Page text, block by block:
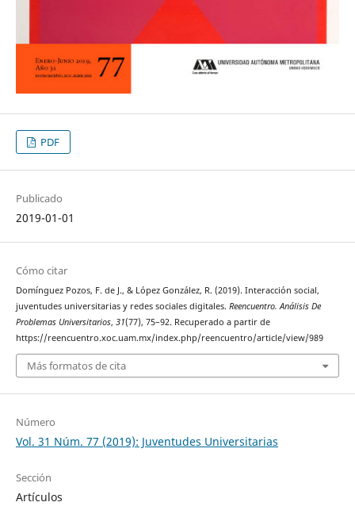
PDF
Publicado
2019-01-01
Cómo citar
Domínguez Pozos, F. de J., & López González, R. (2019). Interacción social,
juventudes universitarias y redes sociales digitales. Reencuentro. Análisis De
Problemas Universitarios, 31(77), 75–92. Recuperado a partir de
https://reencuentro.xoc.uam.mx/index.php/reencuentro/article/view/989
Más formatos de cita
Número
Vol. 31 Núm. 77 (2019): Juventudes Universitarias
Sección
Artículos